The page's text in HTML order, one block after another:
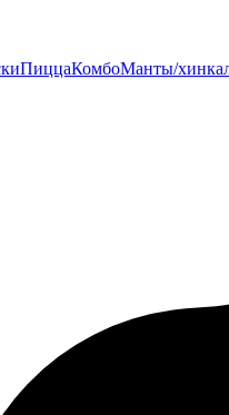
ПиццаКомбоМанты/